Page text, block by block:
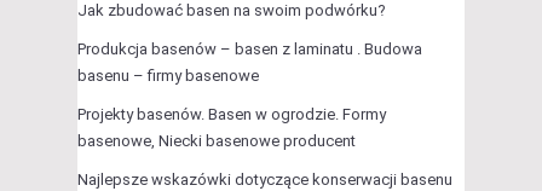
Jak zbudować basen na swoim podwórku?
Produkcja basenów – basen z laminatu . Budowa
basenu – firmy basenowe
Projekty basenów. Basen w ogrodzie. Formy
basenowe, Niecki basenowe producent
Najlepsze wskazówki dotyczące konserwacji basenu